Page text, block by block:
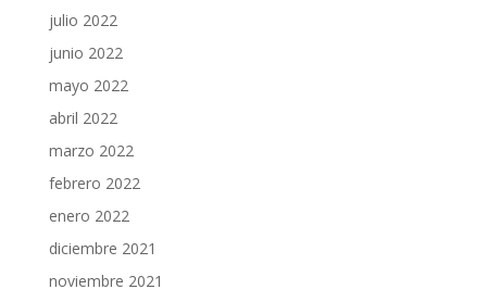
julio 2022
junio 2022
mayo 2022
abril 2022
marzo 2022
febrero 2022
enero 2022
diciembre 2021
noviembre 2021